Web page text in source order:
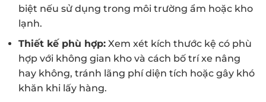
biệt nếu sử dụng trong môi trường ẩm hoặc kho
lạnh.
Thiết kế phù hợp:Xem xét kích thước kệ có phù
hợp với không gian kho và cách bố trí xe nâng
hay không, tránh lãng phí diện tích hoặc gây khó
khăn khi lấy hàng.